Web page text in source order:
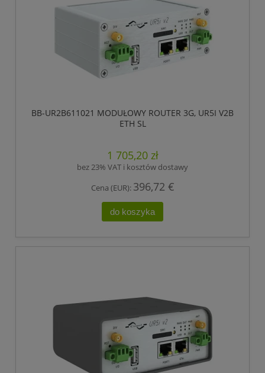
BB-UR2B611021 MODUŁOWY ROUTER 3G, UR5I V2B
ETH SL
1 705,20 zł
bez 23% VAT i kosztów dostawy
Cena (EUR): 396,72 €
do koszyka